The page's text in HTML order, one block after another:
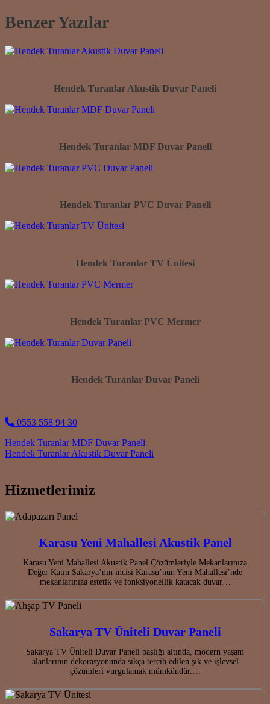
Benzer Yazılar
Hendek Turanlar Akustik Duvar Paneli
Hendek Turanlar MDF Duvar Paneli
Hendek Turanlar PVC Duvar Paneli
Hendek Turanlar TV Ünitesi
Hendek Turanlar PVC Mermer
Hendek Turanlar Duvar Paneli
0553 558 94 30
Post navigation
Hendek Turanlar MDF Duvar Paneli
Hendek Turanlar Akustik Duvar Paneli
Hizmetlerimiz
Karasu Yeni Mahallesi Akustik Panel
Karasu Yeni Mahallesi Akustik Panel Çözümleriyle Mekanlarınıza
Değer Katın Sakarya’nın incisi Karasu’nun Yeni Mahallesi’nde
mekanlarınıza estetik ve fonksiyonellik katacak duvar…
Sakarya TV Üniteli Duvar Paneli
Sakarya TV Üniteli Duvar Paneli başlığı altında, modern yaşam
alanlarının dekorasyonunda sıkça tercih edilen şık ve işlevsel
çözümleri vurgulamak mümkündür.…